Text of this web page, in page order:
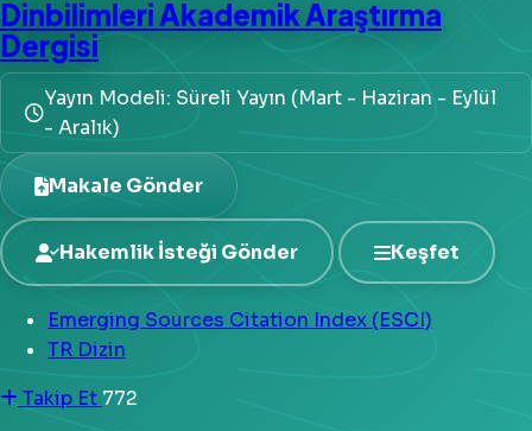
Dinbilimleri Akademik Araştırma
Dergisi
Yayın Modeli: Süreli Yayın (Mart - Haziran - Eylül
- Aralık)
Makale Gönder
Hakemlik İsteği Gönder Keşfet
Emerging Sources Citation Index (ESCI)
TR Dizin
Takip Et 772